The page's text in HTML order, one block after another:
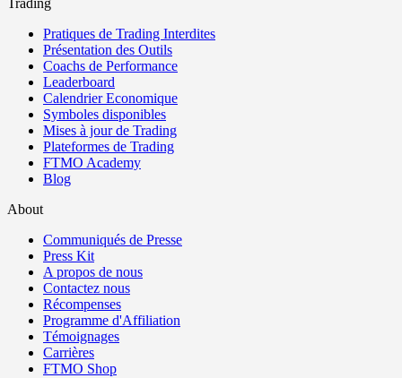
Trading
Pratiques de Trading Interdites
Présentation des Outils
Coachs de Performance
Leaderboard
Calendrier Economique
Symboles disponibles
Mises à jour de Trading
Plateformes de Trading
FTMO Academy
Blog
About
Communiqués de Presse
Press Kit
A propos de nous
Contactez nous
Récompenses
Programme d'Affiliation
Témoignages
Carrières
FTMO Shop